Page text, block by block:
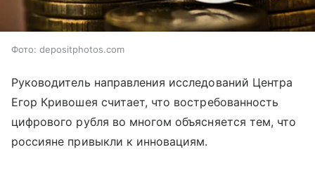
Фото: depositphotos.com
Руководитель направления исследований Центра
Егор Кривошея считает, что востребованность
цифрового рубля во многом объясняется тем, что
россияне привыкли к инновациям.